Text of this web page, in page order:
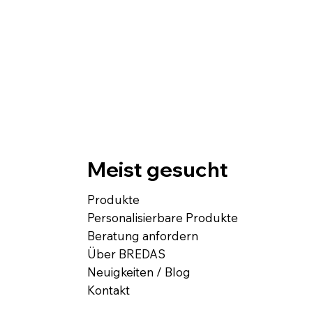
Meist gesucht
Produkte
Personalisierbare Produkte
Beratung anfordern
Über BREDAS
Neuigkeiten / Blog
Kontakt